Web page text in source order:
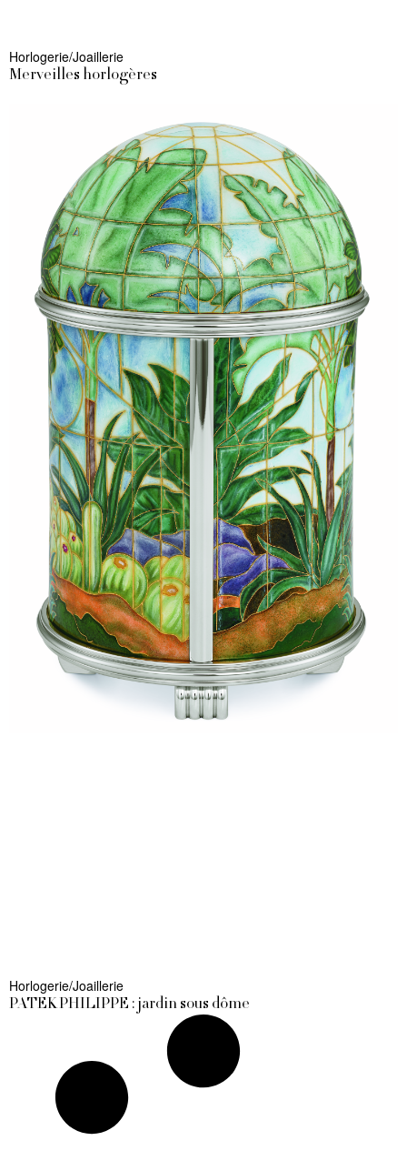
Horlogerie/Joaillerie
Merveilles horlogères
Horlogerie/Joaillerie
PATEK PHILIPPE : jardin sous dôme